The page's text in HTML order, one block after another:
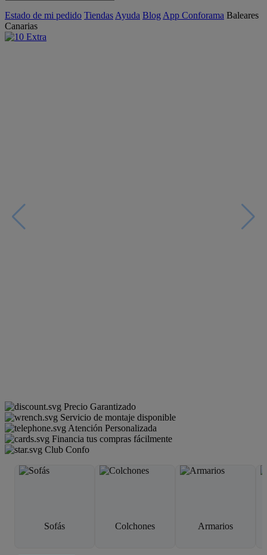
Estado de mi pedido Tiendas Ayuda Blog App Conforama Baleares
Canarias
Precio Garantizado
Servicio de montaje disponible
Atención Personalizada
Financia tus compras fácilmente
Club Confo
Sofás Colchones Armarios